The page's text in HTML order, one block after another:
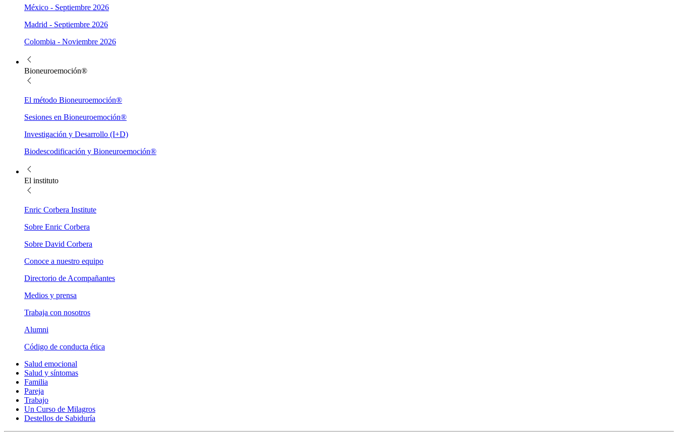
México - Septiembre 2026
Madrid - Septiembre 2026
Colombia - Noviembre 2026
Bioneuroemoción®
El método Bioneuroemoción®
Sesiones en Bioneuroemoción®
Investigación y Desarrollo (I+D)
Biodescodificación y Bioneuroemoción®
El instituto
Enric Corbera Institute
Sobre Enric Corbera
Sobre David Corbera
Conoce a nuestro equipo
Directorio de Acompañantes
Medios y prensa
Trabaja con nosotros
Alumni
Código de conducta ética
Salud emocional
Salud y síntomas
Familia
Pareja
Trabajo
Un Curso de Milagros
Destellos de Sabiduría